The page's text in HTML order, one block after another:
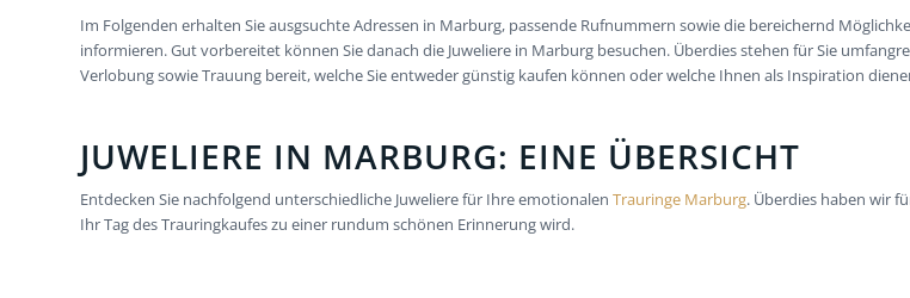
Im Folgenden erhalten Sie ausgsuchte Adressen in Marburg, passende Rufnummern sowie die bereichernd
informieren. Gut vorbereitet können Sie danach die Juweliere in Marburg besuchen. Überdies stehen für Sie
Verlobung sowie Trauung bereit, welche Sie entweder günstig kaufen können oder welche Ihnen als Inspiration
JUWELIERE IN MARBURG: EINE ÜBERSICHT
Entdecken Sie nachfolgend unterschiedliche Juweliere für Ihre emotionalen Trauringe Marburg. Überdies haben wir
Ihr Tag des Trauringkaufes zu einer rundum schönen Erinnerung wird.